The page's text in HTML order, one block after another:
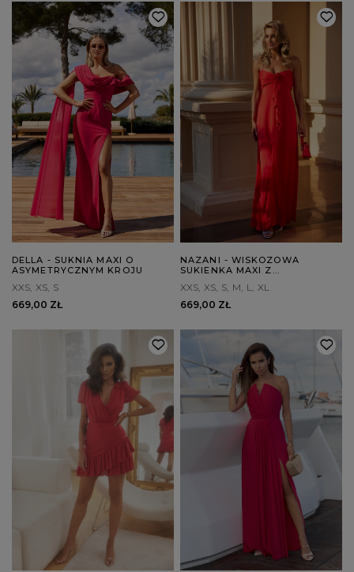
DELLA - SUKNIA MAXI O
ASYMETRYCZNYM KROJU
XXS XS S
669,00 ZŁ
NAZANI - WISKOZOWA
SUKIENKA MAXI Z
RAMIĄCZKAMI
XXS XS S M L XL
669,00 ZŁ